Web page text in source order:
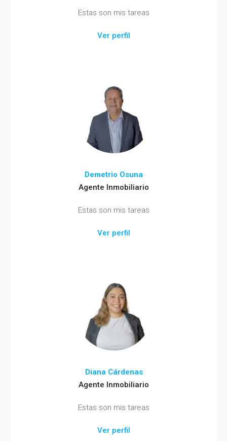
Estas son mis tareas
Ver perfil
Demetrio Osuna
Agente Inmobiliario
Estas son mis tareas
Ver perfil
Diana Cárdenas
Agente Inmobiliario
Estas son mis tareas
Ver perfil